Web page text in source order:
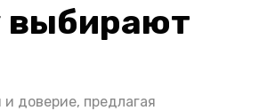
выбирают
доверие, предлагая